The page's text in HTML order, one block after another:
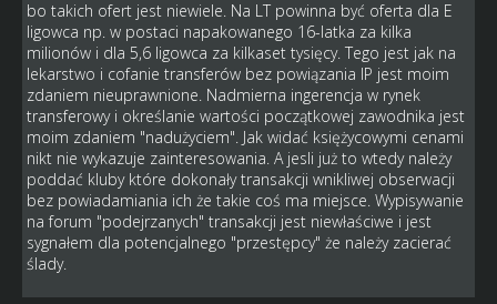
bo takich ofert jest niewiele. Na LT powinna być oferta dla E
ligowca np. w postaci napakowanego 16-latka za kilka
milionów i dla 5,6 ligowca za kilkaset tysięcy. Tego jest jak na
lekarstwo i cofanie transferów bez powiązania IP jest moim
zdaniem nieuprawnione. Nadmierna ingerencja w rynek
transferowy i określanie wartości początkowej zawodnika jest
moim zdaniem "nadużyciem". Jak widać księżycowymi cenami
nikt nie wykazuje zainteresowania. A jesli już to wtedy należy
poddać kluby które dokonały transakcji wnikliwej obserwacji
bez powiadamiania ich że takie coś ma miejsce. Wypisywanie
na forum "podejrzanych" transakcji jest niewłaściwe i jest
sygnałem dla potencjalnego "przestępcy" że należy zacierać
ślady.